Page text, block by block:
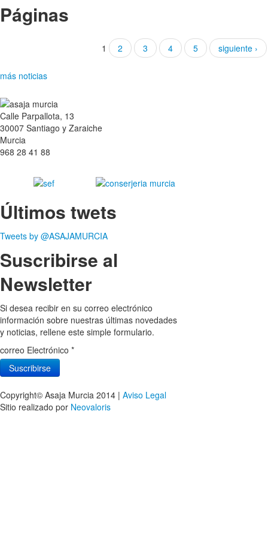
Páginas
1 2 3 4 5 siguiente ›
más noticias
Calle Parpallota, 13
30007 Santiago y Zaraiche
Murcia
968 28 41 88
Últimos twets
Tweets by @ASAJAMURCIA
Suscribirse al
Newsletter
Si desea recibir en su correo electrónico
información sobre nuestras últimas novedades
y noticias, rellene este simple formulario.
correo Electrónico *
Copyright© Asaja Murcia 2014 | Aviso Legal
Sitio realizado por Neovaloris